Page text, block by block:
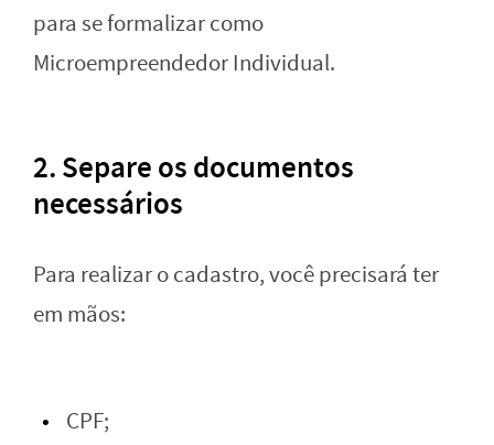
para se formalizar como
Microempreendedor Individual.
2.Separe os documentos
necessários
Para realizar o cadastro, você precisará ter
em mãos:
CPF;